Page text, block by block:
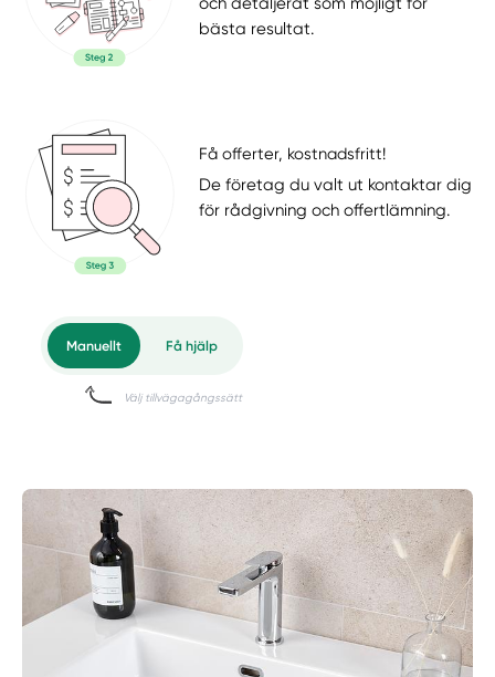
bästa resultat.
Få offerter, kostnadsfritt!
De företag du valt ut kontaktar dig
för rådgivning och offertlämning.